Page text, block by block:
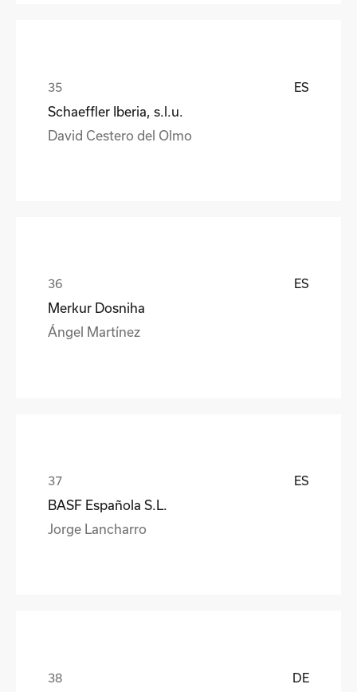
ES
Schaeffler Iberia, s.l.u.
David Cestero del Olmo
ES
Merkur Dosniha
Ángel Martínez
ES
BASF Española S.L.
Jorge Lancharro
DE